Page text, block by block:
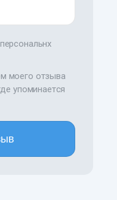
моего отзыва
упоминается